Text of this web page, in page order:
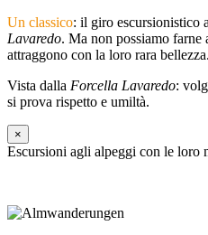
Un classico: il giro escursionistico
Lavaredo. Ma non possiamo farne
attraggono con la loro rara bellezza.
Vista dalla Forcella Lavaredo:
si prova rispetto e umiltà.
×
Escursioni agli alpeggi con le loro